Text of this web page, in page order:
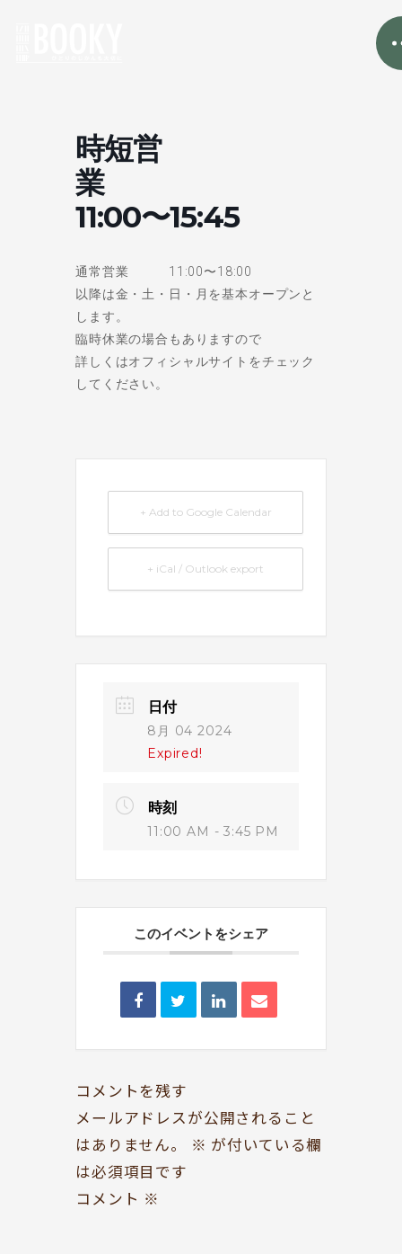
CAFE
開いてる？
SCHEDULE AUDIO
ドッグセラピー
KOKORO SUPPORT
イベント情報
時短営
業
11:00〜15:45
通常営業 11:00〜18:00
以降は金・土・日・月を基本オープンと
します。
臨時休業の場合もありますので
詳しくはオフィシャルサイトをチェック
してください。
+ Add to Google Calendar
+ iCal / Outlook export
日付
8月 04 2024
Expired!
時刻
11:00 AM - 3:45 PM
このイベントをシェア
コメントを残す
メールアドレスが公開されること
はありません。
※ が付いている欄
は必須項目です
コメント ※